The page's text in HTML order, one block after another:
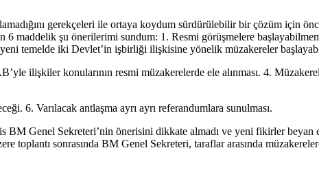
gerekçeleri ile ortaya koydum sürdürülebilir bir çözüm için
maddelik şu önerilerimi sundum: 1. Resmi görüşmelere
temelde iki Devlet’in işbirliği ilişkisine yönelik müzakereler
ilişkiler konularının resmi müzakerelerde ele alınması. 4.
6. Varılacak antlaşma ayrı ayrı referandumlara sunulması.
Genel Sekreteri’nin önerisini dikkate almadı ve yeni fikirler beyan
toplantı sonrasında BM Genel Sekreteri, taraflar arasında